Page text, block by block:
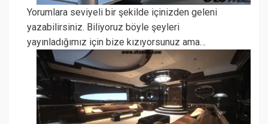
Yorumlara seviyeli bir şekilde içinizden geleni
yazabilirsiniz. Biliyoruz böyle şeyleri
yayınladığımız için bize kızıyorsunuz ama…